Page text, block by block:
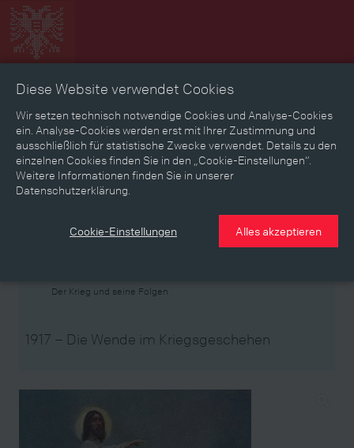
Zeitbild Zeitreise Landkarte Erinnerungen
Mediathek Textmodus
Themen Zeiträume Aspekte
Der Krieg und seine Folgen
1917 – Die Wende im Kriegsgeschehen
Diese Website verwendet Cookies
Wir setzen technisch notwendige Cookies und Analyse-Cookies
ein. Analyse-Cookies werden erst mit Ihrer Zustimmung und
ausschließlich für statistische Zwecke verwendet. Details zu den
einzelnen Cookies finden Sie in den „Cookie-Einstellungen“.
Weitere Informationen finden Sie in unserer
Datenschutzerklärung.
Cookie-Einstellungen Alles akzeptieren